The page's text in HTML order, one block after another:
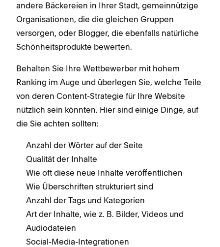
andere Bäckereien in Ihrer Stadt, gemeinnützige
Organisationen, die die gleichen Gruppen
versorgen, oder Blogger, die ebenfalls natürliche
Schönheitsprodukte bewerten.
Behalten Sie Ihre Wettbewerber mit hohem
Ranking im Auge und überlegen Sie, welche Teile
von deren Content-Strategie für Ihre Website
nützlich sein könnten. Hier sind einige Dinge, auf
die Sie achten sollten:
Anzahl der Wörter auf der Seite
Qualität der Inhalte
Wie oft diese neue Inhalte veröffentlichen
Wie Überschriften strukturiert sind
Anzahl der Tags und Kategorien
Art der Inhalte, wie z. B. Bilder, Videos und
Audiodateien
Social-Media-Integrationen